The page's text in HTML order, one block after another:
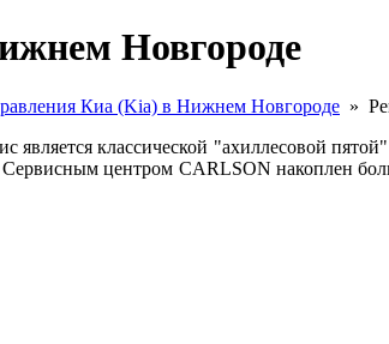
Новгороде
Киа (Kia) в Нижнем Новгороде »
классической "ахиллесовой
Сервисным центром CARLSON накоплен